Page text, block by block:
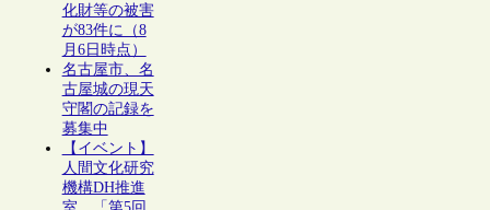
化財等の被害
が83件に（8
月6日時点）
名古屋市、名
古屋城の現天
守閣の記録を
募集中
【イベント】
人間文化研究
機構DH推進
室、「第5回